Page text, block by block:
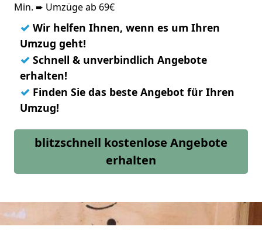
Min. ➨ Umzüge ab 69€
✓ Wir helfen Ihnen, wenn es um Ihren
Umzug geht!
✓ Schnell & unverbindlich Angebote
erhalten!
✓ Finden Sie das beste Angebot für Ihren
Umzug!
blitzschnell kostenlose Angebote
erhalten